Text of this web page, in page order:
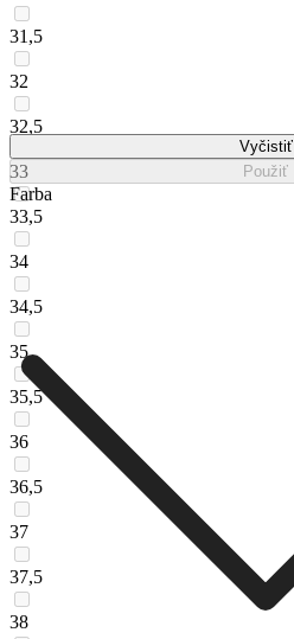
31,5
32
32,5
33
33,5
34
34,5
35
35,5
36
36,5
37
37,5
38
Vyčistiť
Použiť
Farba